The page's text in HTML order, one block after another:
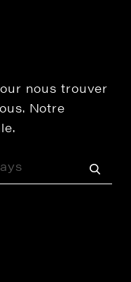
nous trouver
Notre